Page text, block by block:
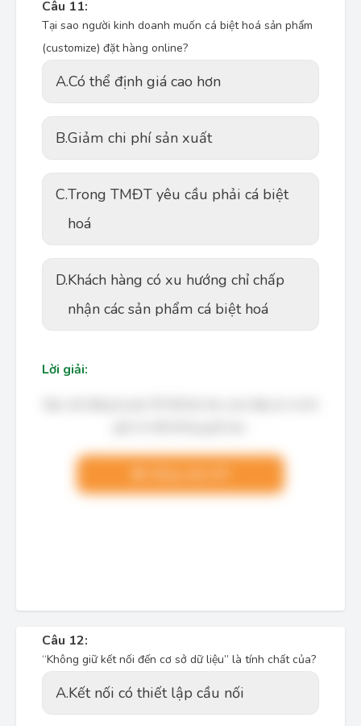
Câu 11:
Tại sao người kinh doanh muốn cá biệt hoá sản phẩm
(customize) đặt hàng online?
A.Có thể định giá cao hơn
B.Giảm chi phí sản xuất
C.Trong TMĐT yêu cầu phải cá biệt
hoá
D.Khách hàng có xu hướng chỉ chấp
nhận các sản phẩm cá biệt hoá
Lời giải:
Câu 12:
“Không giữ kết nối đến cơ sở dữ liệu” là tính chất của?
A.Kết nối có thiết lập cầu nối